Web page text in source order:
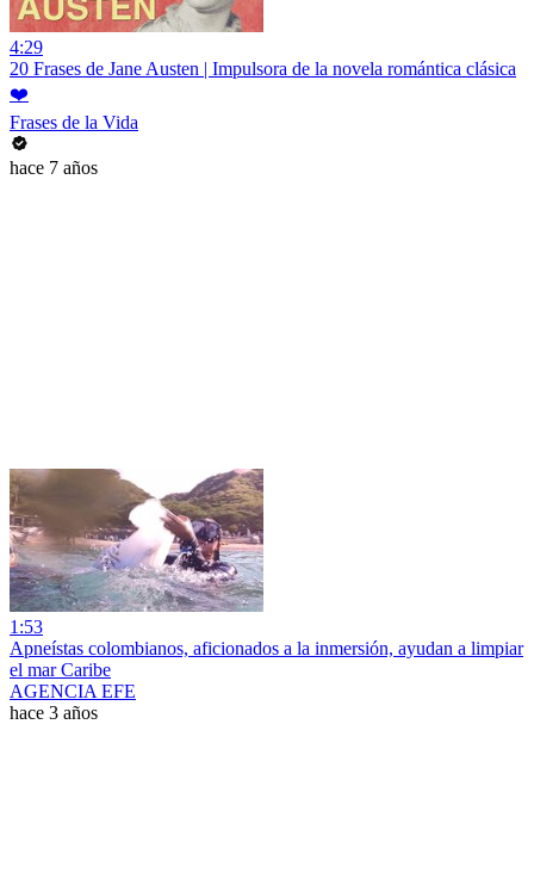
4:29
20 Frases de Jane Austen | Impulsora de la novela romántica clásica
❤️
Frases de la Vida
hace 7 años
1:53
Apneístas colombianos, aficionados a la inmersión, ayudan a limpiar
el mar Caribe
AGENCIA EFE
hace 3 años